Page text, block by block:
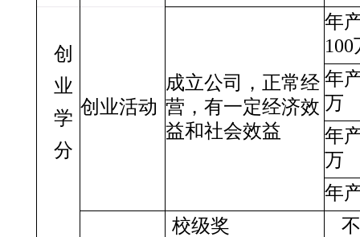
创
业
学
分
创业活动
成立公司，正常经
营，有一定经济效
益和社会效益
年
100
年
万
年
万
年
校级奖